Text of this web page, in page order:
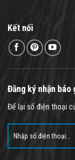
Kết nối
Đăng ký nhận báo
Để lại số điện thoại